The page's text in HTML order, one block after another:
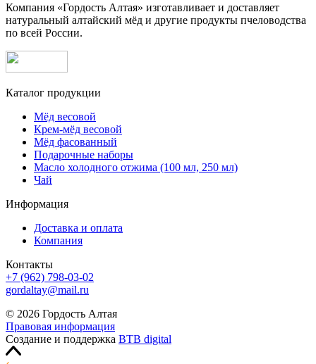
Компания «Гордость Алтая» изготавливает и доставляет
натуральный алтайский мёд и другие продукты пчеловодства
по всей России.
Каталог продукции
Мёд весовой
Крем-мёд весовой
Мёд фасованный
Подарочные наборы
Масло холодного отжима (100 мл, 250 мл)
Чай
Информация
Доставка и оплата
Компания
Контакты
+7 (962) 798-03-02
gordaltay@mail.ru
© 2026 Гордость Алтая
Правовая информация
Создание и поддержка BTB digital